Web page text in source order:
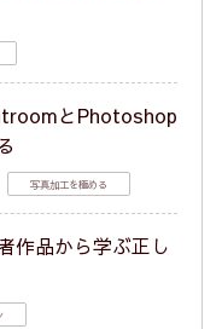
とPhotoshop
写真加工を極める
作品から学ぶ正し